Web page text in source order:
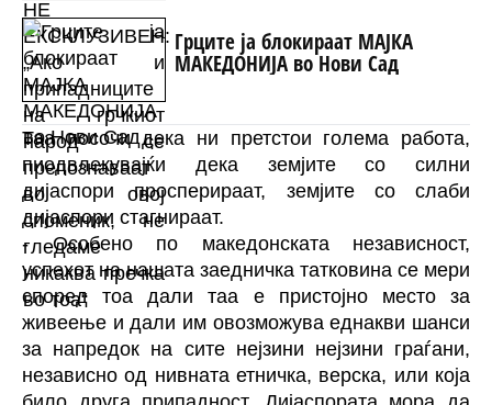
споменик, не гледаме никаква
пречка во тоа“
Грците ја блокираат МАЈКА
МАКЕДОНИЈА во Нови Сад
Таа посочи дека ни претстои голема работа,
пиодвлекувајќи дека земјите со силни
дијаспори просперираат, земјите со слаби
дијаспори стагнираат.
- Особено по македонската независност,
успехот на нашата заедничка татковина се мери
според тоа дали таа е пристојно место за
живеење и дали им овозможува еднакви шанси
за напредок на сите нејзини нејзини граѓани,
независно од нивната етничка, верска, или која